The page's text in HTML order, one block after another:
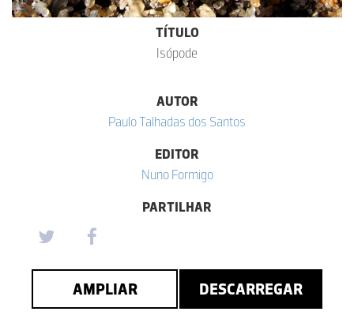
TÍTULO
Isópode
AUTOR
Paulo Talhadas dos Santos
EDITOR
Nuno Formigo
PARTILHAR
AMPLIAR DESCARREGAR